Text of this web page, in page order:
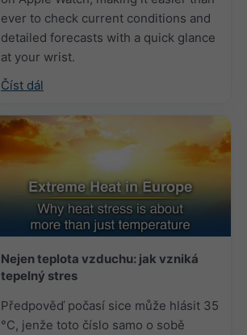
ever to check current conditions and
detailed forecasts with a quick glance
at your wrist.
Číst dál
Nejen teplota vzduchu: jak vzniká
tepelný stres
Předpověď počasí sice může hlásit 35
°C, jenže toto číslo samo o sobě